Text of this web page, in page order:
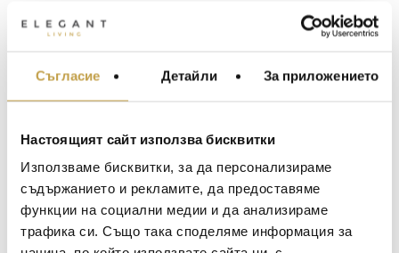
Съгласие Детайли За приложението
Настоящият сайт използва бисквитки
Използваме бисквитки, за да персонализираме
съдържанието и рекламите, да предоставяме
функции на социални медии и да анализираме
трафика си. Също така споделяме информация за
произведения, е, че по някакъв начин те са
„отрязъци“ от природата, малки винетки
представям как външният свят прониква
в интериора, сякаш стаята нежно се
The Twig Collection represents the textures of
nature. By uniquely casting plant forms in metal,
the Twig conjures a natural environment, yet
one subtly sophisticated and redefined. Drawing
from fundamental motifs in Michael’s work, each
piece transforms environmental studies into
МЕБЕЛИ ЗА ДОМА И
ЗА МАСАТА
ТЕКСТИЛ ЗА ДОМА
BACCARAT
TOM DIXON
MICHAEL ARAM